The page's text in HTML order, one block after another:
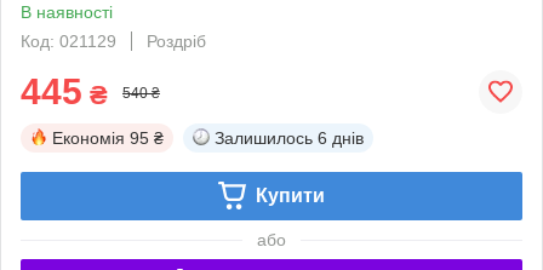
В наявності
Код: 021129
Роздріб
445 ₴ 540 ₴
Економія 95 ₴ Залишилось 6 днів
Купити
або